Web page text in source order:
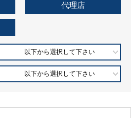
代理店
以下から選択して下さい
以下から選択して下さい